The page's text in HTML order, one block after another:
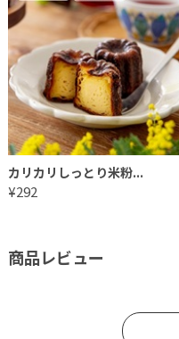
カリカリしっとり米粉...
¥292
商品レビュー